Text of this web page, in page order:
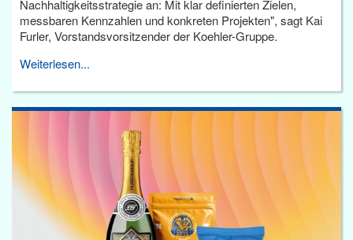
Nachhaltigkeitsstrategie an: Mit klar definierten Zielen,
messbaren Kennzahlen und konkreten Projekten", sagt Kai
Furler, Vorstandsvorsitzender der Koehler-Gruppe.
Weiterlesen...